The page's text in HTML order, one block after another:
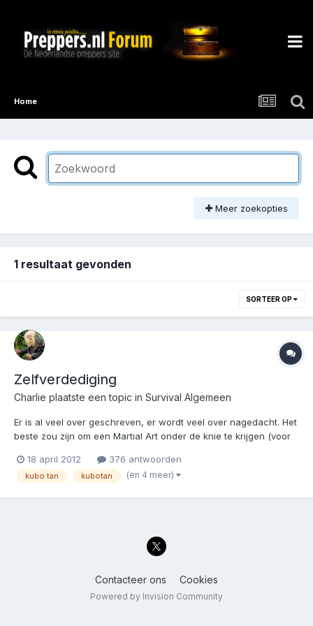
Home
Meer zoekopties
1 resultaat gevonden
SORTEER OP
Zelfverdediging
Charlie plaatste een topic in Survival Algemeen
Er is al veel over geschreven, er wordt veel over nagedacht. Het
beste zou zijn om een Martial Art onder de knie te krijgen (voor
en het kost jaren om je erin te bekwamen. Maar laatst kwam ik
een dingetje tegen dat zo eenvoudig is e...
18 april 2012 376 antwoorden
kubo tan kubotan (en 4 meer)
Contacteer ons Cookies
Powered by Invision Community